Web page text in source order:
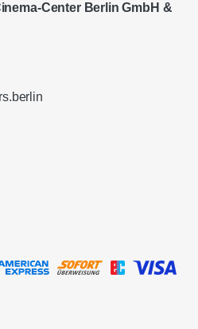
Center Berlin GmbH &